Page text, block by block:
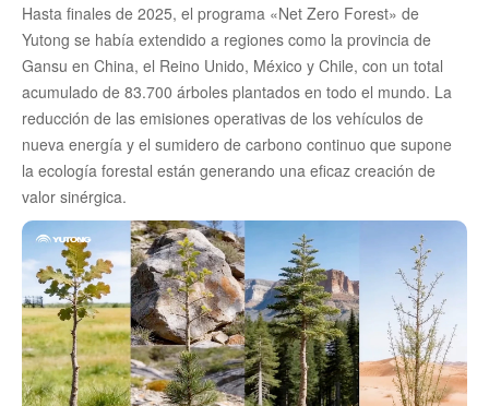
Hasta finales de 2025, el programa «Net Zero Forest» de
Yutong se había extendido a regiones como la provincia de
Gansu en China, el Reino Unido, México y Chile, con un total
acumulado de 83.700 árboles plantados en todo el mundo. La
reducción de las emisiones operativas de los vehículos de
nueva energía y el sumidero de carbono continuo que supone
la ecología forestal están generando una eficaz creación de
valor sinérgica.